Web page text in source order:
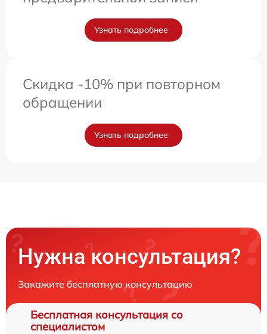
Узнать подробнее
Скидка -10% при повторном
обращении
Узнать подробнее
Нужна консультация?
Закажите бесплатную консультацию
Бесплатная консультация со
специалистом